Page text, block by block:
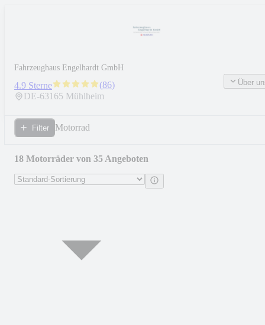
Fahrzeughaus Engelhardt GmbH
4.9 Sterne (86)
DE-63165 Mühlheim
Über
Filter Motorrad
18 Motorräder von 35 Angeboten